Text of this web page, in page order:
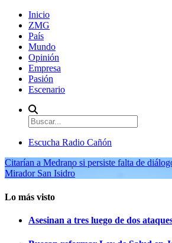
Inicio
ZMG
País
Mundo
Opinión
Empresa
Pasión
Escenario
Escucha Radio Cañón
Citarían a Medrano si persiste falta de
Mirador San Isidro
Lo más visto
Asesinan a tres luego de dos